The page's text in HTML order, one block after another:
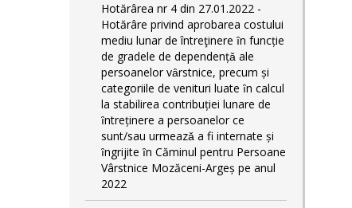
Hotărârea nr 4 din 27.01.2022 -
Hotărâre privind aprobarea costului
mediu lunar de întreţinere ȋn funcție
de gradele de dependențǎ ale
persoanelor vȃrstnice, precum și
categoriile de venituri luate ȋn calcul
la stabilirea contribuției lunare de
ȋntreținere a persoanelor ce
sunt/sau urmeazǎ a fi internate și
ȋngrijite ȋn Căminul pentru Persoane
Vârstnice Mozăceni-Argeș pe anul
2022